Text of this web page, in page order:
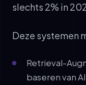
slechts 2% in
Deze systemen
Retrieval-
baseren van